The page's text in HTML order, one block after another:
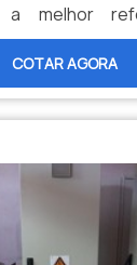
a melhor
BORRACHA
a busca é
estoque
entrega.
de
excelência em
COTAR AGORA